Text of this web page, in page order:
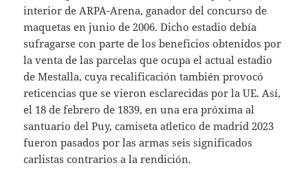
interior de ARPA-Arena, ganador del concurso de
maquetas en junio de 2006. Dicho estadio debía
sufragarse con parte de los beneficios obtenidos por
la venta de las parcelas que ocupa el actual estadio
de Mestalla, cuya recalificación también provocó
reticencias que se vieron esclarecidas por la UE. Así,
el 18 de febrero de 1839, en una era próxima al
santuario del Puy, camiseta atletico de madrid 2023
fueron pasados por las armas seis significados
carlistas contrarios a la rendición.